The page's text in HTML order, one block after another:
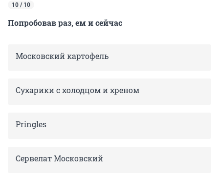
10 / 10
Попробовав раз, ем и сейчас
Московский картофель
Сухарики с холодцом и хреном
Pringles
Сервелат Московский